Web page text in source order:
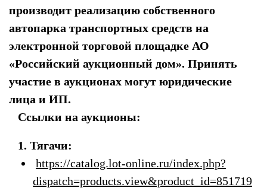
производит реализацию собственного
автопарка транспортных средств на
электронной торговой площадке АО
«Российский аукционный дом». Принять
участие в аукционах могут юридические
лица и ИП.
Ссылки на аукционы:
1. Тягачи:
https://catalog.lot-online.ru/index.php?
dispatch=products.view&product_id=851719